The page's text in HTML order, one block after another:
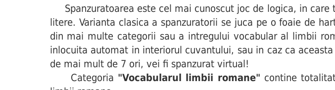
Spanzuratoarea este cel mai cunoscut joc de logica, in care
litere. Varianta clasica a spanzuratorii se juca pe o foaie de
din mai multe categorii sau a intregului vocabular al limbii
inlocuita automat in interiorul cuvantului, sau in caz ca
de mai mult de 7 ori, vei fi spanzurat virtual!
Categoria "Vocabularul limbii romane" contine